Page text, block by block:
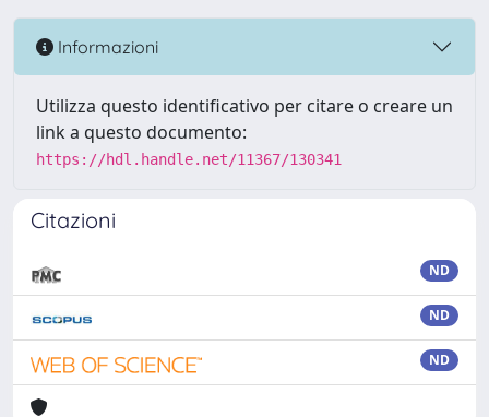
Informazioni
Utilizza questo identificativo per citare o creare un
link a questo documento:
https://hdl.handle.net/11367/130341
Citazioni
ND
ND
ND